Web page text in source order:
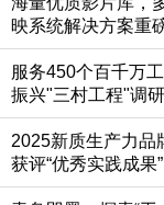
映系统解决方案重
服务450个百千万
振兴"三村工程"调
2025新质生产力品
获评“优秀实践成果”